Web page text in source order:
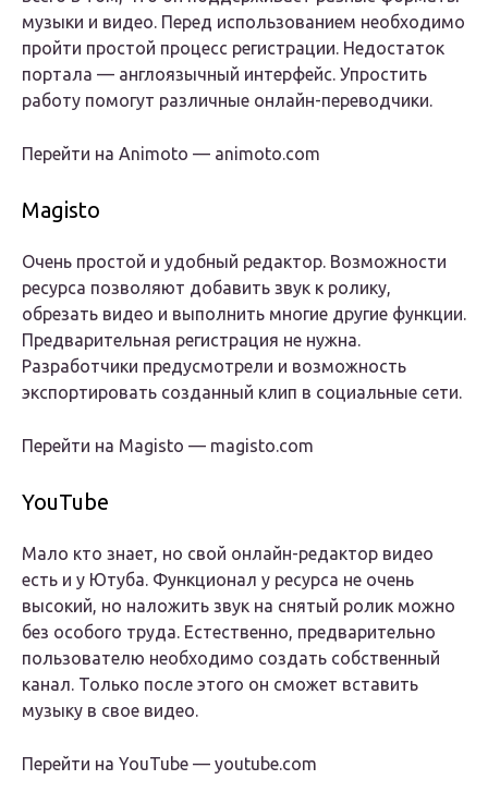
музыки и видео. Перед использованием необходимо
пройти простой процесс регистрации. Недостаток
портала — англоязычный интерфейс. Упростить
работу помогут различные онлайн-переводчики.
Перейти на Animoto — animoto.com
Magisto
Очень простой и удобный редактор. Возможности
ресурса позволяют добавить звук к ролику,
обрезать видео и выполнить многие другие функции.
Предварительная регистрация не нужна.
Разработчики предусмотрели и возможность
экспортировать созданный клип в социальные сети.
Перейти на Magisto — magisto.com
YouTube
Мало кто знает, но свой онлайн-редактор видео
есть и у Ютуба. Функционал у ресурса не очень
высокий, но наложить звук на снятый ролик можно
без особого труда. Естественно, предварительно
пользователю необходимо создать собственный
канал. Только после этого он сможет вставить
музыку в свое видео.
Перейти на YouTube — youtube.com